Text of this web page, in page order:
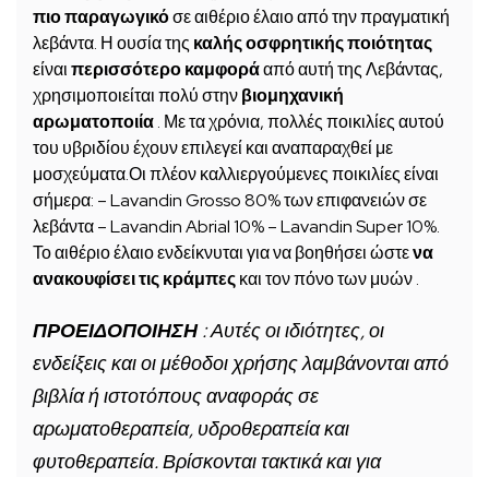
πιο παραγωγικόσε αιθέριο έλαιο από την πραγματική
λεβάντα. Η ουσία της καλής οσφρητικής ποιότητας
είναιπερισσότερο καμφοράαπό αυτή της Λεβάντας,
χρησιμοποιείται πολύ στηνβιομηχανική
αρωματοποιία. Με τα χρόνια, πολλές ποικιλίες αυτού
του υβριδίου έχουν επιλεγεί και αναπαραχθεί με
μοσχεύματα.Οι πλέον καλλιεργούμενες ποικιλίες είναι
σήμερα: – Lavandin Grosso 80% των επιφανειών σε
λεβάντα – Lavandin Abrial 10% – Lavandin Super 10%.
Το αιθέριο έλαιο ενδείκνυται για να βοηθήσει ώστενα
ανακουφίσει τις κράμπεςκαι τον πόνο των μυών .
ΠΡΟΕΙΔΟΠΟΙΗΣΗ: Αυτές οι ιδιότητες, οι
ενδείξεις και οι μέθοδοι χρήσης λαμβάνονται από
βιβλία ή ιστοτόπους αναφοράς σε
αρωματοθεραπεία, υδροθεραπεία και
φυτοθεραπεία. Βρίσκονται τακτικά και για